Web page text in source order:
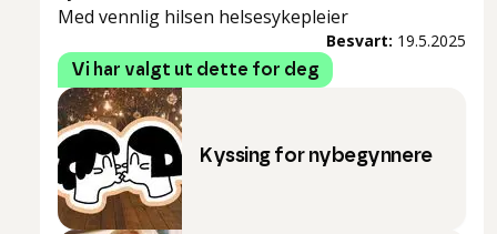
Med vennlig hilsen helsesykepleier
Besvart: 19.5.2025
Vi har valgt ut dette for deg
Kyssing for nybegynnere